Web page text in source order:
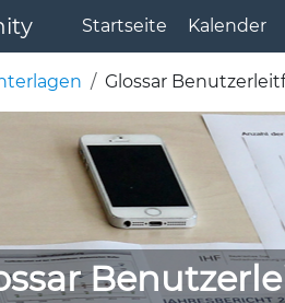
Startseite Kalender
Glossar